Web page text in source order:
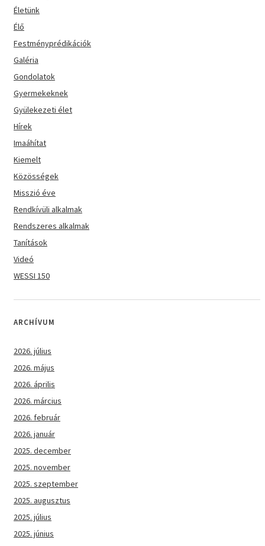
Életünk
Élő
Festményprédikációk
Galéria
Gondolatok
Gyermekeknek
Gyülekezeti élet
Hírek
Imaáhítat
Kiemelt
Közösségek
Misszió éve
Rendkívüli alkalmak
Rendszeres alkalmak
Tanítások
Videó
WESSI 150
ARCHÍVUM
2026. július
2026. május
2026. április
2026. március
2026. február
2026. január
2025. december
2025. november
2025. szeptember
2025. augusztus
2025. július
2025. június